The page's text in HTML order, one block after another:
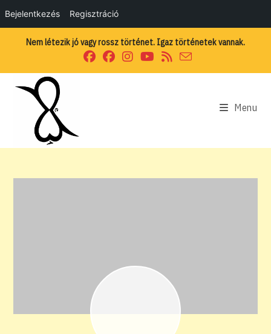
Bejelentkezés Regisztráció
Nem létezik jó vagy rossz történet. Igaz történetek vannak.
Menu